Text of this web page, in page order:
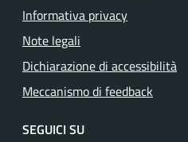
Informativa privacy
Note legali
Dichiarazione di accessibilità
Meccanismo di feedback
SEGUICI SU